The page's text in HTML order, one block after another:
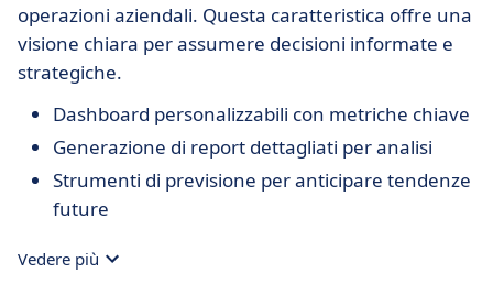
operazioni aziendali. Questa caratteristica offre una
visione chiara per assumere decisioni informate e
strategiche.
Dashboard personalizzabili con metriche chiave
Generazione di report dettagliati per analisi
Strumenti di previsione per anticipare tendenze
future
Vedere più